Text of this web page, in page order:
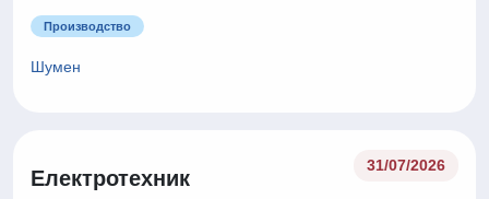
Производство
Шумен
Електротехник
31/07/2026